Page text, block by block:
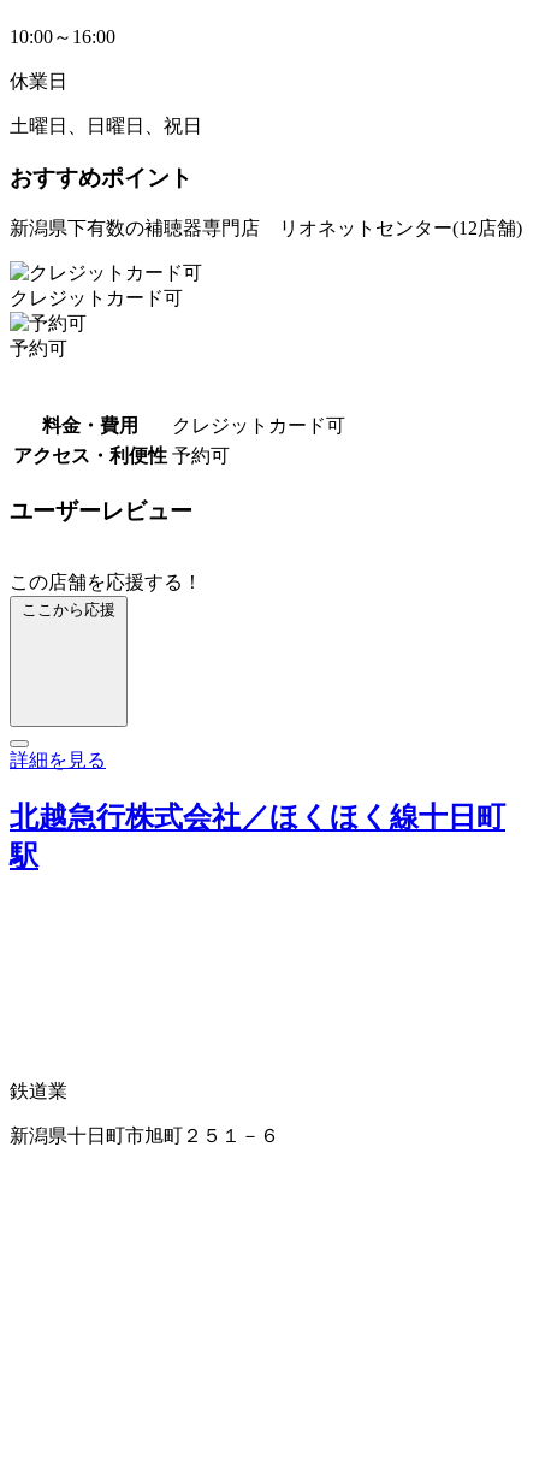
10:00～16:00
休業日
土曜日、日曜日、祝日
おすすめポイント
新潟県下有数の補聴器専門店 リオネットセンター(12店舗)
クレジットカード可
予約可
料金・費用
クレジットカード可
アクセス・利便性 予約可
ユーザーレビュー
この店舗を応援する！
ここから応援
詳細を見る
北越急行株式会社／ほくほく線十日町
駅
鉄道業
新潟県十日町市旭町２５１－６